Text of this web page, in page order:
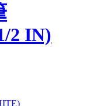
2 IN)